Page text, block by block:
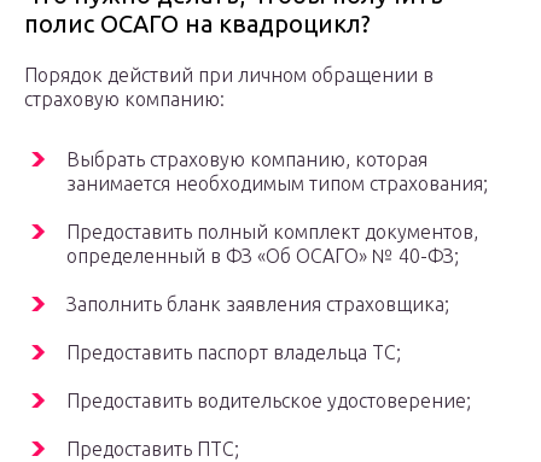
полис ОСАГО на квадроцикл?
Порядок действий при личном обращении в
страховую компанию:
Выбрать страховую компанию, которая
занимается необходимым типом страхования;
Предоставить полный комплект документов,
определенный в ФЗ «Об ОСАГО» № 40-ФЗ;
Заполнить бланк заявления страховщика;
Предоставить паспорт владельца ТС;
Предоставить водительское удостоверение;
Предоставить ПТС;